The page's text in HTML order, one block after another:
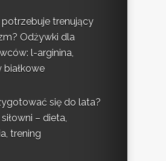
trenujący
Odżywki dla
l-arginina,
białkowe
się do lata?
– dieta,
trening